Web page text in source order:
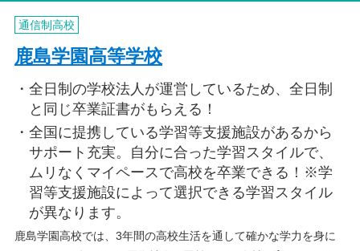
通信制高校
鹿島学園高等学校
全日制の学校法人が運営しているため、全日制
と同じ卒業証書がもらえる！
全国に提携している学習等支援施設があるから
サポート充実。自分に合った学習スタイルで、
ムリなくマイペースで高校を卒業できる！※学
習等支援施設によって選択できる学習スタイル
が異なります。
鹿島学園高校では、3年間の高校生活を通して確かな学力を身に